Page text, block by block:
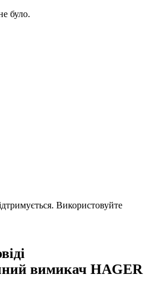
було.
Використовуйте
вимикач HAGER